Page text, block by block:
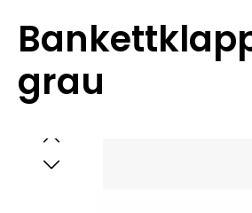
grau
Bildergalerie überspringen